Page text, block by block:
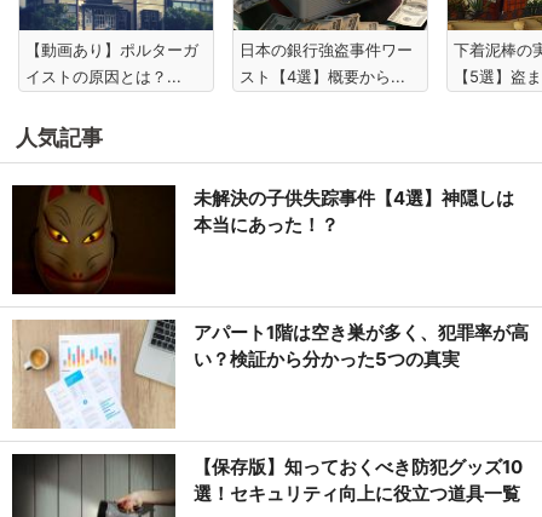
【動画あり】ポルターガ
イストの原因とは？...
日本の銀行強盗事件ワー
スト【4選】概要から...
下着泥棒の
【5選】盗
人気記事
未解決の子供失踪事件【4選】神隠しは
本当にあった！？
アパート1階は空き巣が多く、犯罪率が高
い？検証から分かった5つの真実
【保存版】知っておくべき防犯グッズ10
選！セキュリティ向上に役立つ道具一覧